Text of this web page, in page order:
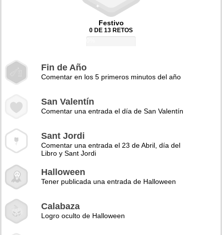
Festivo
0 DE 13 RETOS
Fin de Año
Comentar en los 5 primeros minutos del año
San Valentín
Comentar una entrada el día de San Valentín
Sant Jordi
Comentar una entrada el 23 de Abril, día del
Libro y Sant Jordi
Halloween
Tener publicada una entrada de Halloween
Calabaza
Logro oculto de Halloween